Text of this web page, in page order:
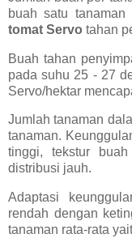
buah satu
tomat Servo tahan
Buah tahan
pada suhu 25 - 27
Servo/hektar
Jumlah tanaman
tanaman.
tinggi, tekstur
distribusi jauh.
Adaptasi
rendah dengan
tanaman rata-rata